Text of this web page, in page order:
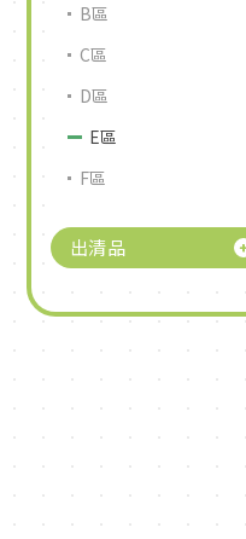
B區
C區
D區
E區
F區
出清品